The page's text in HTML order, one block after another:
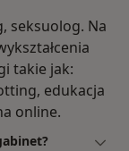
seksuolog. Na
takie jak:
edukacja
online.